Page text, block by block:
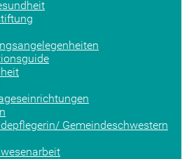
Gemeindeschwestern